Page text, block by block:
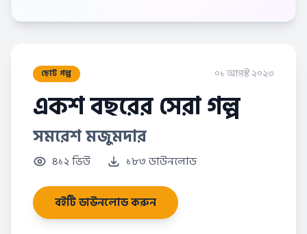
ছোট গল্প ০১ আগস্ট ২০২৩
একশ বছরের সেরা গল্প
সমরেশ মজুমদার
৪১২ ভিউ ১৮৩ ডাউনলোড
বইটি ডাউনলোড করুন